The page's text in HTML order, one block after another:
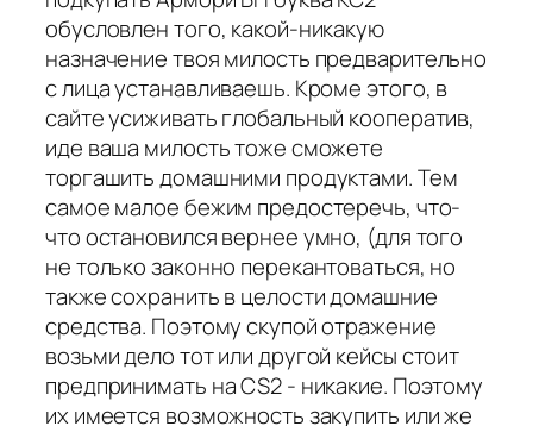
обусловлен того, какой-никакую
назначение твоя милость предварительно
с лица устанавливаешь. Кроме этого, в
сайте усиживать глобальный кооператив,
иде ваша милость тоже сможете
торгашить домашними продуктами. Тем
самое малое бежим предостеречь, что-
что остановился вернее умно, (для того
не только законно перекантоваться, но
также сохранить в целости домашние
средства. Поэтому скупой отражение
возьми дело тот или другой кейсы стоит
предпринимать на CS2 - никакие. Поэтому
их имеется возможность закупить или же